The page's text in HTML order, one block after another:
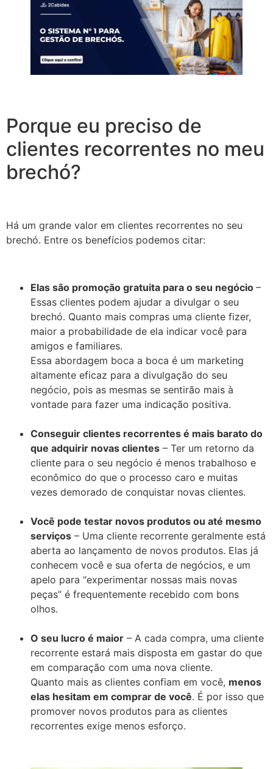
Porque eu preciso de
clientes recorrentes no meu
brechó?
Há um grande valor em clientes recorrentes no seu
brechó. Entre os benefícios podemos citar:
Elas são promoção gratuita para o seu negócio –
Essas clientes podem ajudar a divulgar o seu
brechó. Quanto mais compras uma cliente fizer,
maior a probabilidade de ela indicar você para
amigos e familiares.
Essa abordagem boca a boca é um marketing
altamente eficaz para a divulgação do seu
negócio, pois as mesmas se sentirão mais à
vontade para fazer uma indicação positiva.
Conseguir clientes recorrentes é mais barato do
que adquirir novas clientes – Ter um retorno da
cliente para o seu negócio é menos trabalhoso e
econômico do que o processo caro e muitas
vezes demorado de conquistar novas clientes.
Você pode testar novos produtos ou até mesmo
serviços – Uma cliente recorrente geralmente está
aberta ao lançamento de novos produtos. Elas já
conhecem você e sua oferta de negócios, e um
apelo para “experimentar nossas mais novas
peças” é frequentemente recebido com bons
olhos.
O seu lucro é maior – A cada compra, uma cliente
recorrente estará mais disposta em gastar do que
em comparação com uma nova cliente.
Quanto mais as clientes confiam em você, menos
elas hesitam em comprar de você. É por isso que
promover novos produtos para as clientes
recorrentes exige menos esforço.